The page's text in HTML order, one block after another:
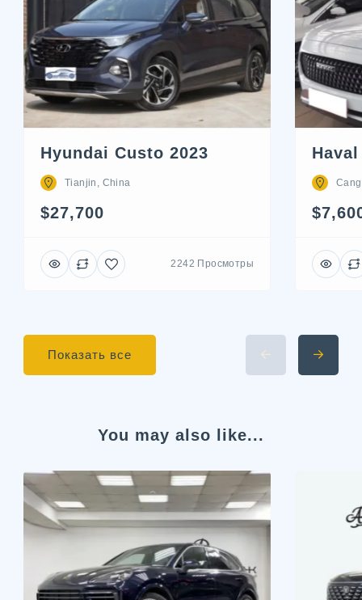
Hyundai Custo 2023
Tianjin, China
$27,700
2242 Просмотры
Показать все
You may also like...